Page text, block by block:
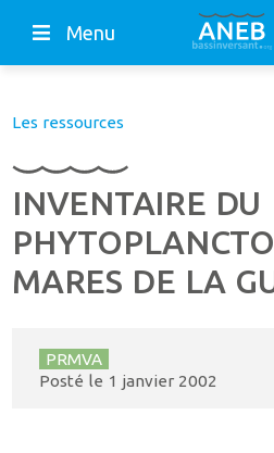
Menu
Les ressources
INVENTAIRE DU
MARES DE LA
PRMVA
Posté le 1 janvier 2002